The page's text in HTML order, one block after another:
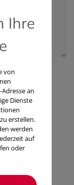
Ihre
von
an
Dienste
erstellen.
werden
auf
oder